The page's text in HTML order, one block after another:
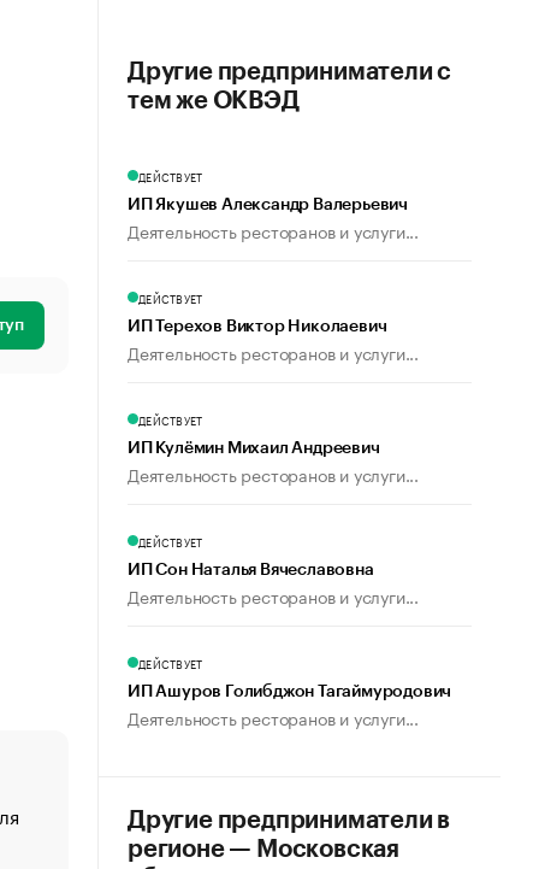
«От спорта тело стареет иначе». Как живет глава
создавшей GTA
Другие предприниматели с
тем же ОКВЭД
ДЕЙСТВУЕТ
ИП Якушев Александр Валерьевич
Деятельность ресторанов и услуги...
ДЕЙСТВУЕТ
ИП Терехов Виктор Николаевич
Деятельность ресторанов и услуги...
ДЕЙСТВУЕТ
ИП Кулёмин Михаил Андреевич
Деятельность ресторанов и услуги...
ДЕЙСТВУЕТ
ИП Сон Наталья Вячеславовна
Деятельность ресторанов и услуги...
ДЕЙСТВУЕТ
ИП Ашуров Голибджон Тагаймуродович
Деятельность ресторанов и услуги...
Другие предприниматели в
регионе — Московская